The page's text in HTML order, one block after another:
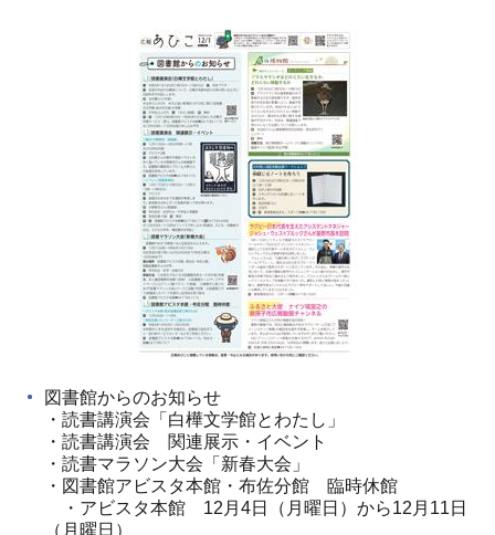
図書館からのお知らせ
・読書講演会「白樺文学館とわたし」
・読書講演会 関連展示・イベント
・読書マラソン大会「新春大会」
・図書館アビスタ本館・布佐分館 臨時休館
・アビスタ本館 12月4日（月曜日）から12月11日
（月曜日）